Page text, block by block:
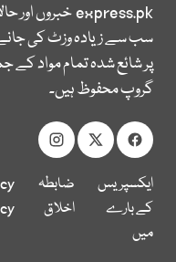
express.pkخبروں اور
سب سے زیادہ وزٹ کی
پر شائع شدہ تمام مواد
گروپ محفوظ ہیں۔
ایکسپریس
کے بارے
میں
ضابطہ
اخلاق